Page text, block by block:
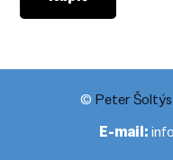
€59.90.
© Peter Šoltýs
E-mail: